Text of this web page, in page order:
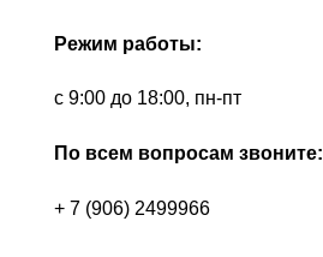
Режим работы:
с 9:00 до 18:00, пн-пт
По всем вопросам звоните:
+ 7 (906) 2499966